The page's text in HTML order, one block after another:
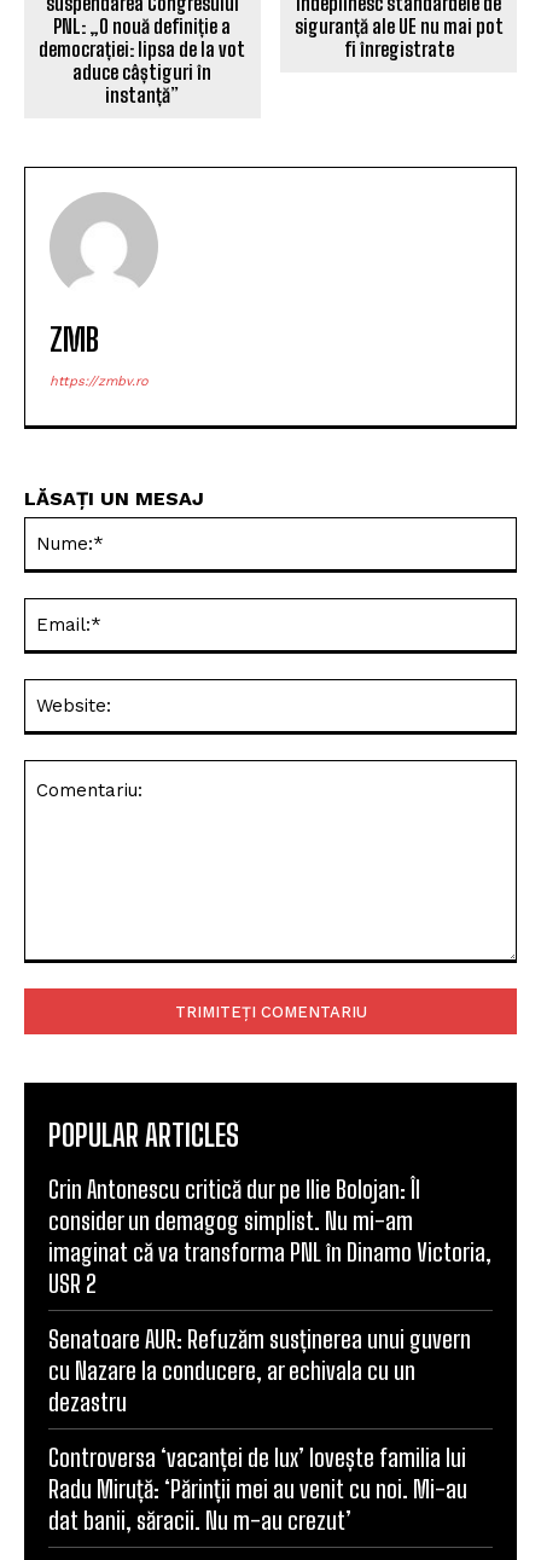
PNL: „O nouă definiție a
democrației: lipsa de la vot
aduce câștiguri în
instanță”
siguranță ale UE nu mai pot
fi înregistrate
ZMB
https://zmbv.ro
LĂSAȚI UN MESAJ
POPULAR ARTICLES
Crin Antonescu critică dur pe Ilie Bolojan: Îl
consider un demagog simplist. Nu mi-am
imaginat că va transforma PNL în Dinamo Victoria,
USR 2
Senatoare AUR: Refuzăm susținerea unui guvern
cu Nazare la conducere, ar echivala cu un
dezastru
Controversa ‘vacanței de lux’ lovește familia lui
Radu Miruță: ‘Părinții mei au venit cu noi. Mi-au
dat banii, săracii. Nu m-au crezut’